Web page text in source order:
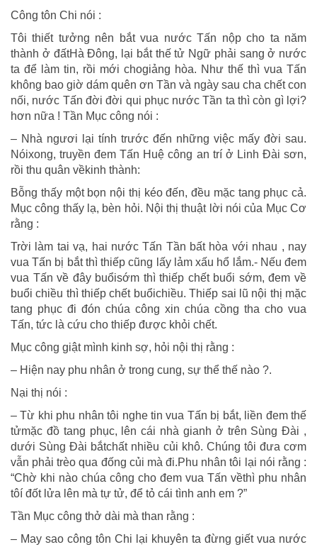
Công tôn Chi nói :
Tôi thiết tưởng nên bắt vua nước Tấn nộp cho ta năm
thành ở đấtHà Đông, lại bắt thế tử Ngữ phải sang ở nước
ta để làm tin, rồi mới chogiảng hòa. Như thế thì vua Tấn
không bao giờ dám quên ơn Tần và ngày sau cha chết con
nối, nước Tấn đời đời qui phục nước Tần ta thì còn gì lợi?
hơn nữa ! Tần Mục công nói :
– Nhà ngươi lại tính trước đến những việc mấy đời sau.
Nóixong, truyền đem Tấn Huệ công an trí ở Linh Đài sơn,
rồi thu quân vềkinh thành:
Bỗng thấy một bọn nội thị kéo đến, đều mặc tang phục cả.
Mục công thấy lạ, bèn hỏi. Nội thị thuật lời nói của Mục Cơ
rằng :
Trời làm tai vạ, hai nước Tấn Tần bất hòa với nhau , nay
vua Tấn bị bắt thì thiếp cũng lấy lảm xấu hổ lắm.- Nếu đem
vua Tấn về đây buổisớm thì thiếp chết buổi sớm, đem về
buổi chiều thì thiếp chết buổichiều. Thiếp sai lũ nội thị mặc
tang phục đi đón chúa công xin chúa cồng tha cho vua
Tấn, tức là cứu cho thiếp được khỏi chết.
Mục công giật mình kinh sợ, hỏi nội thị rằng :
– Hiện nay phu nhân ở trong cung, sự thể thế nào ?.
Nại thị nói :
– Từ khi phu nhân tôi nghe tin vua Tấn bị bắt, liền đem thế
tửmặc đồ tang phục, lên cái nhà gianh ở trên Sùng Đài ,
dưới Sùng Đài bắtchất nhiều củi khô. Chúng tôi đưa cơm
vẫn phải trèo qua đống củi mà đi.Phu nhân tôi lại nói rằng :
“Chờ khi nào chúa công cho đem vua Tấn vềthì phu nhân
tôí đốt lửa lên mà tự tử, để tỏ cái tình anh em ?”
Tần Mục công thở dài mà than rằng :
– May sao công tôn Chi lại khuyên ta đừng giết vua nước